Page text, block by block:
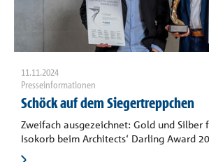
11.11.2024
Presseinformationen
Schöck auf dem Siegertreppchen
Zweifach ausgezeichnet: Gold und Silber
Isokorb beim Architects‘ Darling Award